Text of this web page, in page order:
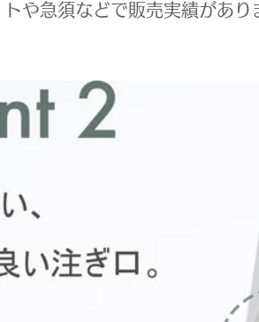
トや急須などで販売実績があり